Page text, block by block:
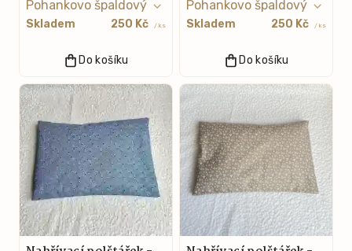
Skladem 250 Kč / ks
Do košíku
Skladem 250 Kč / ks
Do košíku